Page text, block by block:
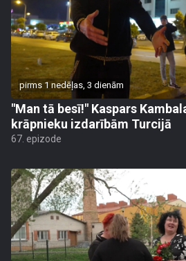
pirms 1 nedēļas, 3 dienām
"Man tā besī!" Kaspars
krāpnieku izdarībām Turcijā
67. epizode